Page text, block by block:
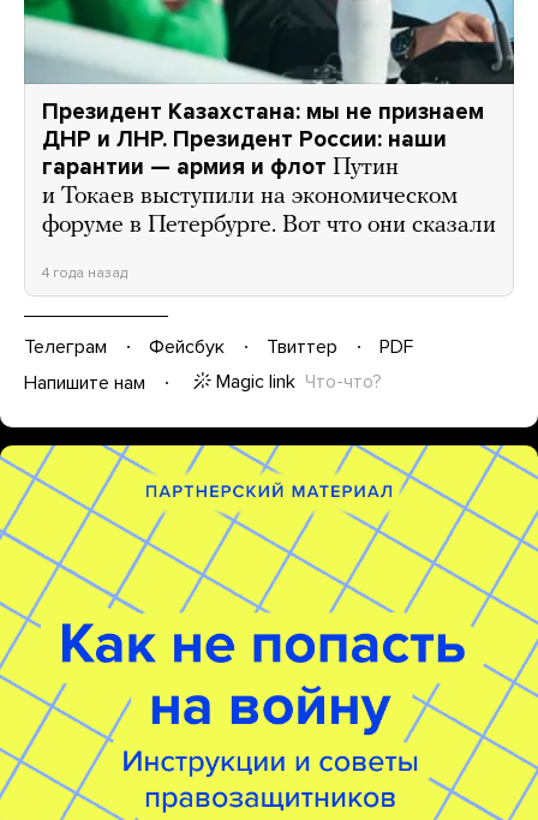
Президент Казахстана: мы не признаем
ДНР и ЛНР. Президент России: наши
гарантии — армия и флот Путин
и Токаев выступили на экономическом
форуме в Петербурге. Вот что они сказали
4 года назад
Телеграм Фейсбук Твиттер
PDF
Напишите нам
Magic link Что-что?